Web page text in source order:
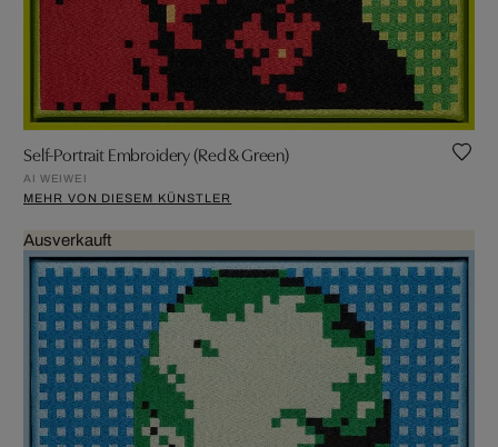
Self-Portrait Embroidery (Red & Green)
AI WEIWEI
MEHR VON DIESEM KÜNSTLER
Ausverkauft